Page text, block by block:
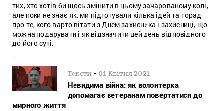
тих, хто хотів би щось змінити в цьому зачарованому колі,
але поки не знає як, ми підготували кілька ідей та порад
про те, кого варто вітати з Днем захисника і захисниці, що
можна подарувати і як відзначити цей день відповідного
до його суті.
Тексти - 01 Квітня 2021
Невидима війна: як волонтерка
допомагає ветеранам повертатися до
мирного життя